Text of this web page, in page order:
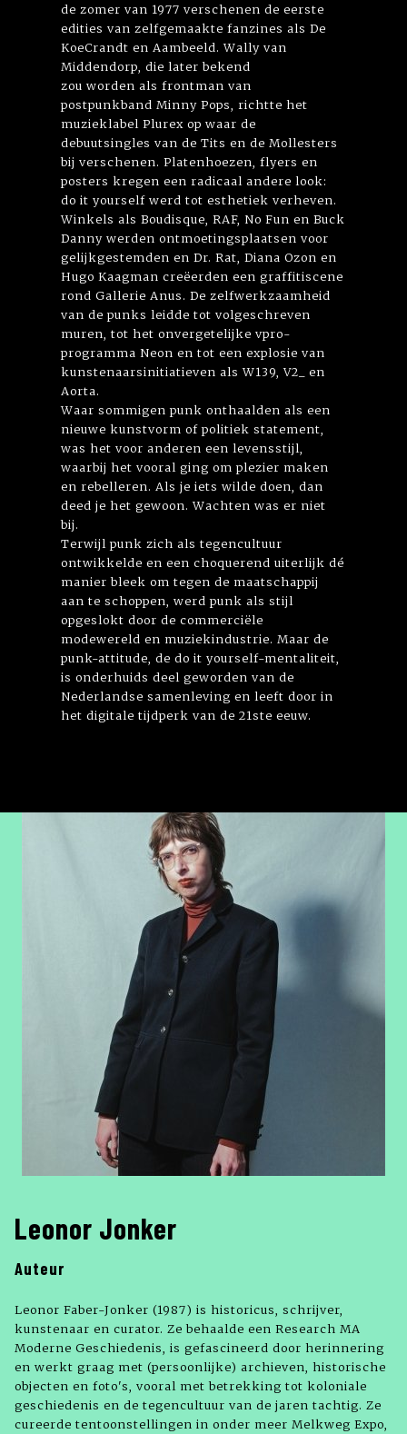
de zomer van 1977 verschenen de eerste
edities van zelfgemaakte fanzines als De
KoeCrandt en Aambeeld. Wally van
Middendorp, die later bekend
zou worden als frontman van
postpunkband Minny Pops, richtte het
muzieklabel Plurex op waar de
debuutsingles van de Tits en de Mollesters
bij verschenen. Platenhoezen, flyers en
posters kregen een radicaal andere look:
do it yourself werd tot esthetiek verheven.
Winkels als Boudisque, RAF, No Fun en Buck
Danny werden ontmoetingsplaatsen voor
gelijkgestemden en Dr. Rat, Diana Ozon en
Hugo Kaagman creëerden een graffitiscene
rond Gallerie Anus. De zelfwerkzaamheid
van de punks leidde tot volgeschreven
muren, tot het onvergetelijke vpro-
programma Neon en tot een explosie van
kunstenaarsinitiatieven als W139, V2_ en
Aorta.
Waar sommigen punk onthaalden als een
nieuwe kunstvorm of politiek statement,
was het voor anderen een levensstijl,
waarbij het vooral ging om plezier maken
en rebelleren. Als je iets wilde doen, dan
deed je het gewoon. Wachten was er niet
bij.
Terwijl punk zich als tegencultuur
ontwikkelde en een choquerend uiterlijk dé
manier bleek om tegen de maatschappij
aan te schoppen, werd punk als stijl
opgeslokt door de commerciële
modewereld en muziekindustrie. Maar de
punk-attitude, de do it yourself-mentaliteit,
is onderhuids deel geworden van de
Nederlandse samenleving en leeft door in
het digitale tijdperk van de 21ste eeuw.
Leonor Jonker
Auteur
Leonor Faber-Jonker (1987) is historicus, schrijver,
kunstenaar en curator. Ze behaalde een Research MA
Moderne Geschiedenis, is gefascineerd door herinnering
en werkt graag met (persoonlijke) archieven, historische
objecten en foto's, vooral met betrekking tot koloniale
geschiedenis en de tegencultuur van de jaren tachtig. Ze
cureerde tentoonstellingen in onder meer Melkweg Expo,